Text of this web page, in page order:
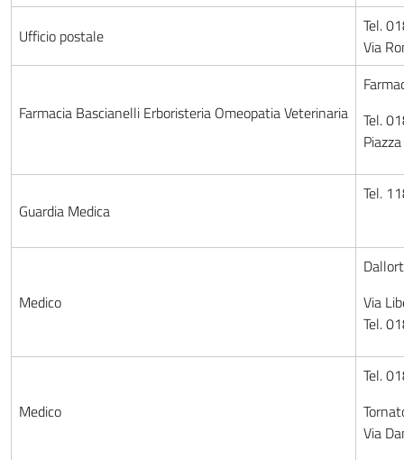
Ufficio postale
Tel.
Via
Farmacia Bascianelli Erboristeria Omeopatia Veterinaria
Tel.
Guardia Medica
Tel.
Medico
Via
Tel.
Medico
Tel.
Via